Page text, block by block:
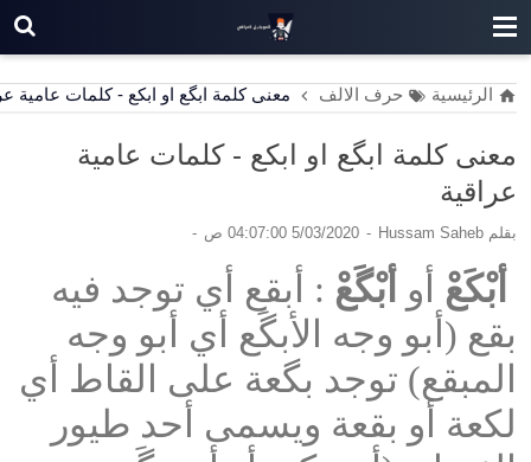
الرئيسية حرف الالف معنى كلمة ابگع او ابكع - كلمات عامية
معنى كلمة ابگع او ابكع - كلمات عامية
عراقية
بقلم Hussam Saheb 5/03/2020 04:07:00 ص
أبْكَعْ أو أبْگَعْ : أبقع أي توجد فيه
بقع ( أبو وجه الأبگَع أي أبو وجه
المبقع) توجد بگعة على القاط أي
لكعة أو بقعة ويسمى أحد طيور